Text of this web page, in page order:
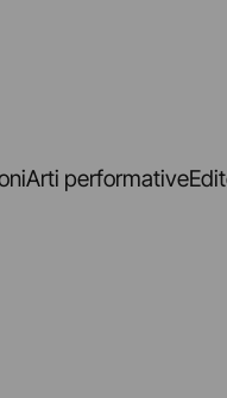
Arti performative